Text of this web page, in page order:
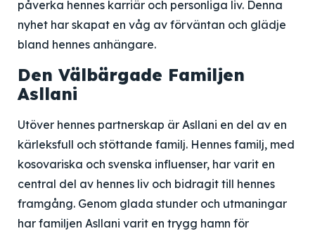
påverka hennes karriär och personliga liv. Denna
nyhet har skapat en våg av förväntan och glädje
bland hennes anhängare.
Den Välbärgade Familjen
Asllani
Utöver hennes partnerskap är Asllani en del av en
kärleksfull och stöttande familj. Hennes familj, med
kosovariska och svenska influenser, har varit en
central del av hennes liv och bidragit till hennes
framgång. Genom glada stunder och utmaningar
har familjen Asllani varit en trygg hamn för